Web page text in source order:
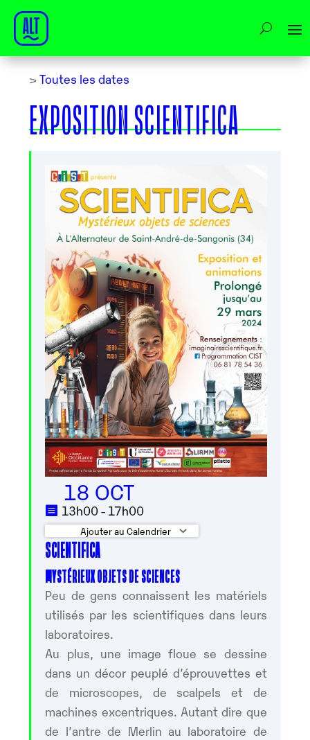
> Toutes les dates
EXPOSITION SCIENTIFICA
18 OCT
13h00 - 17h00
Ajouter au Calendrier
Télécharger ICS
SCIENTIFICA
MYSTÉRIEUX OBJETS DE SCIENCES
Peu de gens connaissent les matériels
utilisés par les scientifiques dans leurs
laboratoires.
Au plus, une image floue se dessine
dans un décor peuplé d’éprouvettes et
de microscopes, de scalpels et de
machines excentriques. Autant dire que
de l’antre de Merlin au laboratoire de